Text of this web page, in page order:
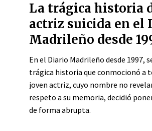
La trágica historia
actriz suicida en el
Madrileño desde
En el Diario Madrileño desde 1997,
trágica historia que conmocionó a
joven actriz, cuyo nombre no
respeto a su memoria, decidió
de forma abrupta.